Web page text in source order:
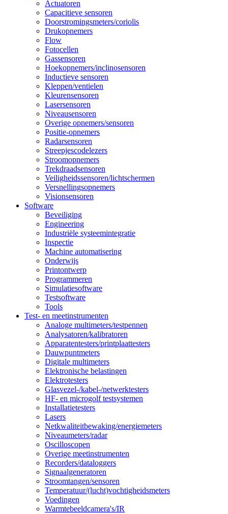
Actuatoren
Capacitieve sensoren
Doorstromingsmeters/coriolis
Drukopnemers
Flow
Fotocellen
Gassensoren
Hoekopnemers/inclinosensoren
Inductieve sensoren
Kleppen/ventielen
Kleurensensoren
Lasersensoren
Niveausensoren
Overige opnemers/sensoren
Positie-opnemers
Radarsensoren
Streepjescodelezers
Stroomopnemers
Trekdraadsensoren
Veiligheidssensoren/lichtschermen
Versnellingsopnemers
Visionsensoren
Software
Beveiliging
Engineering
Industriële systeemintegratie
Inspectie
Machine automatisering
Onderwijs
Printontwerp
Programmeren
Simulatiesoftware
Testsoftware
Tools
Test- en meetinstrumenten
Analoge multimeters/testpennen
Analysatoren/kalibratoren
Apparatentesters/printplaattesters
Dauwpuntmeters
Digitale multimeters
Elektronische belastingen
Elektrotesters
Glasvezel-/kabel-/netwerktesters
HF- en microgolf testsystemen
Installatietesters
Lasers
Netkwaliteitbewaking/energiemeters
Niveaumeters/radar
Oscilloscopen
Overige meetinstrumenten
Recorders/dataloggers
Signaalgeneratoren
Stroomtangen/sensoren
Temperatuur/(lucht)vochtigheidsmeters
Voedingen
Warmtebeeldcamera's/IR